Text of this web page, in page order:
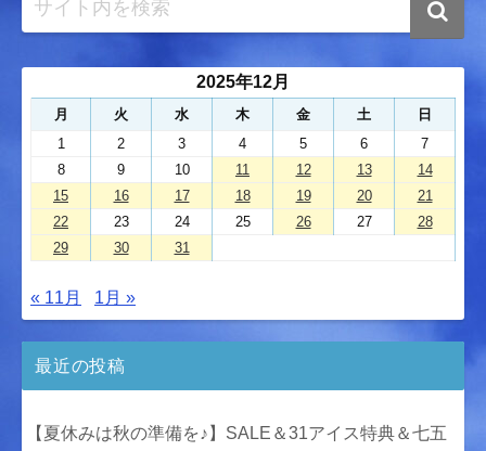
2025年12月
月 火 水 木 金 土
日
1
2 3 4 5 6
7
8
9 10 11 12 13
14
15
16 17 18 19 20
21
22
23 24 25 26 27
28
29
30 31
« 11月 1月 »
最近の投稿
【夏休みは秋の準備を♪】SALE＆31アイス特典＆七五